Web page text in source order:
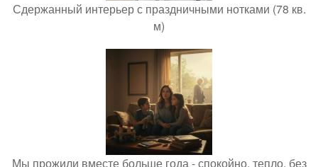
Сдержанный интерьер с праздничными нотками (78 кв.
м)
Мы прожили вместе больше года - спокойно, тепло, без